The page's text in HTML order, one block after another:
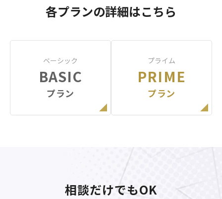
各プランの詳細はこちら
ベーシック
BASIC
プラン
プライム
PRIME
プラン
相談だけでもOK